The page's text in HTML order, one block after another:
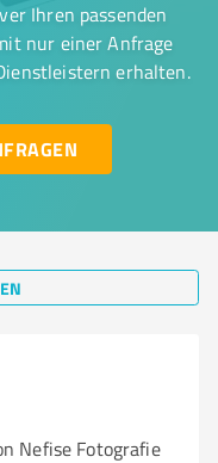
Ihren passenden
nur einer Anfrage
erhalten.
Nefise Fotografie